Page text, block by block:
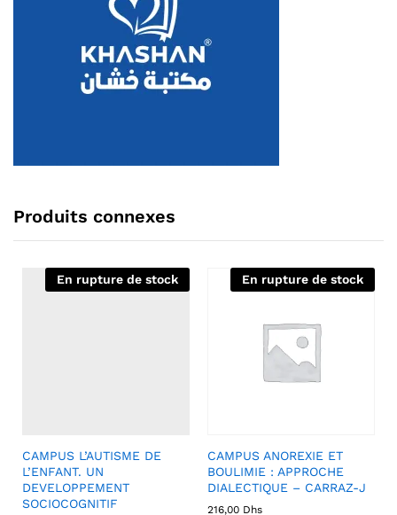
Produits connexes
En rupture de stock
CAMPUS L’AUTISME DE
L’ENFANT. UN
DEVELOPPEMENT
SOCIOCOGNITIF
En rupture de stock
CAMPUS ANOREXIE ET
BOULIMIE : APPROCHE
DIALECTIQUE – CARRAZ-J
216,00 Dhs